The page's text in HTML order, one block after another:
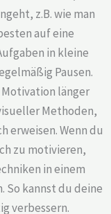
z.B. wie man
auf eine
in kleine
Pausen.
länger
Methoden,
erweisen. Wenn du
zu motivieren,
in einem
So kannst du deine
verbessern.